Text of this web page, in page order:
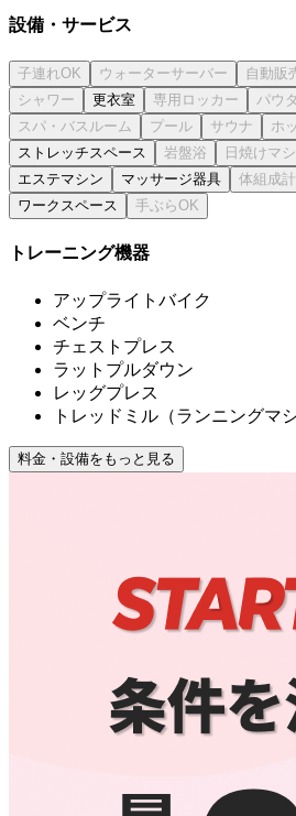
設備・サービス
更衣室
ストレッチスペース
エステマシン
マッサージ器具
ワークスペース
トレーニング機器
アップライトバイク
ベンチ
チェストプレス
ラットプルダウン
レッグプレス
トレッドミル（ランニングマシ
料金・設備をもっと見る